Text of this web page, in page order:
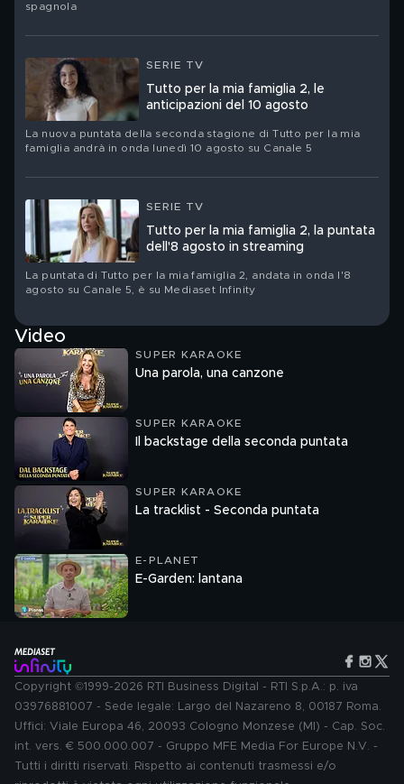
spagnola
SERIE TV
Tutto per la mia famiglia 2, le
anticipazioni del 10 agosto
La nuova puntata della seconda stagione di Tutto per la mia
famiglia andrà in onda lunedì 10 agosto su Canale 5
SERIE TV
Tutto per la mia famiglia 2, la puntata
dell'8 agosto in streaming
La puntata di Tutto per la mia famiglia 2, andata in onda l'8
agosto su Canale 5, è su Mediaset Infinity
Video
SUPER KARAOKE
Una parola, una canzone
SUPER KARAOKE
Il backstage della seconda puntata
SUPER KARAOKE
La tracklist - Seconda puntata
E-PLANET
E-Garden: lantana
Copyright ©1999-2026 RTI Business Digital - RTI S.p.A.: p. iva
03976881007 - Sede legale: Largo del Nazareno 8, 00187 Roma.
Uffici: Viale Europa 46, 20093 Cologno Monzese (MI) - Cap. Soc.
int. vers. € 500.000.007 - Gruppo MFE Media For Europe N.V. -
Tutti i diritti riservati. Rispetto ai contenuti trasmessi e/o